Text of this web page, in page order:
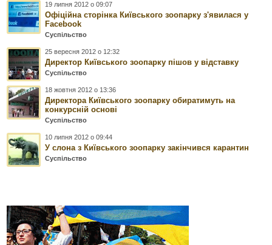
19 липня 2012 о 09:07
Офіційна сторінка Київського зоопарку з'явилася у
Facebook
Суспільство
25 вересня 2012 о 12:32
Директор Київського зоопарку пішов у відставку
Суспільство
18 жовтня 2012 о 13:36
Директора Київського зоопарку обиратимуть на
конкурсній основі
Суспільство
10 липня 2012 о 09:44
У слона з Київського зоопарку закінчився карантин
Суспільство